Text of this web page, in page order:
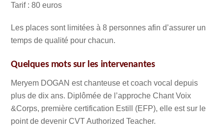
Tarif : 80 euros
Les places sont limitées à 8 personnes afin d’assurer un
temps de qualité pour chacun.
Quelques mots sur les intervenantes
Meryem DOGAN est chanteuse et coach vocal depuis
plus de dix ans. Diplômée de l’approche Chant Voix
&Corps, première certification Estill (EFP), elle est sur le
point de devenir CVT Authorized Teacher.